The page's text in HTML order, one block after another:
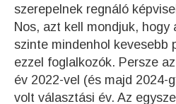
szerepelnek regnáló
Nos, azt kell mondjuk,
szinte mindenhol kevesebb
ezzel foglalkozók. Persze
év 2022-vel (és majd 2024-
volt választási év. Az